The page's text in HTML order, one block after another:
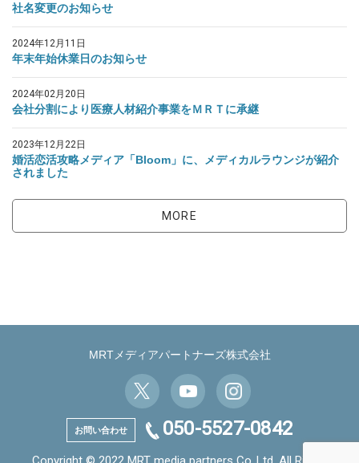
社名変更のお知らせ
2024年12月11日
年末年始休業日のお知らせ
2024年02月20日
会社分割により医療人材紹介事業をＭＲＴに承継
2023年12月22日
婚活恋活攻略メディア「Bloom」に、メディカルラウンジが紹介
されました
MORE
MRTメディアパートナーズ株式会社
お問い合わせ 050-5527-0842